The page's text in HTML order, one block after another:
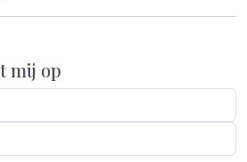
mij op